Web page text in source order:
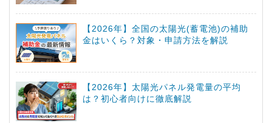
【2026年】全国の太陽光(蓄電池)の補助
金はいくら？対象・申請方法を解説
【2026年】太陽光パネル発電量の平均
は？初心者向けに徹底解説